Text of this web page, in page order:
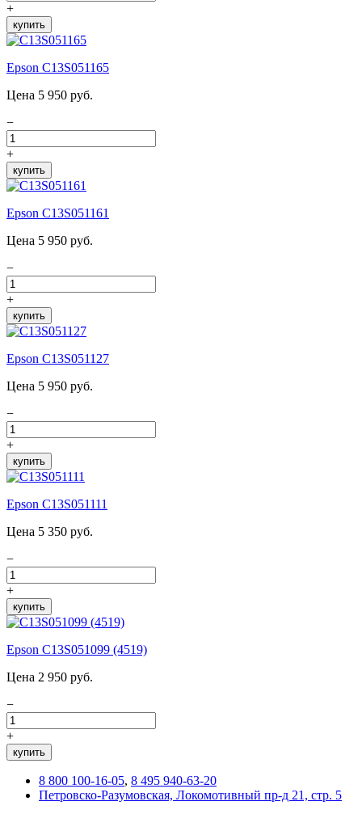
+
купить
Epson C13S051165
Цена 5 950 руб.
−
+
купить
Epson C13S051161
Цена 5 950 руб.
−
+
купить
Epson C13S051127
Цена 5 950 руб.
−
+
купить
Epson C13S051111
Цена 5 350 руб.
−
+
купить
Epson C13S051099 (4519)
Цена 2 950 руб.
−
+
купить
8 800 100-16-05, 8 495 940-63-20
Петровско-Разумовская, Локомотивный пр-д 21, стр. 5